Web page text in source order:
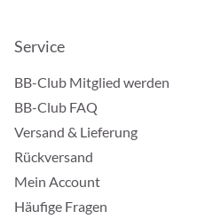
Service
BB-Club Mitglied werden
BB-Club FAQ
Versand & Lieferung
Rückversand
Mein Account
Häufige Fragen